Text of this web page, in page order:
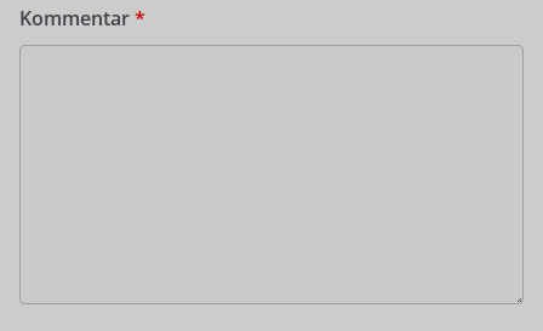
Kommentar*